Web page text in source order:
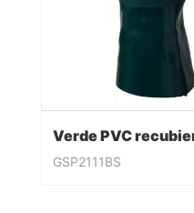
GSP2111BS